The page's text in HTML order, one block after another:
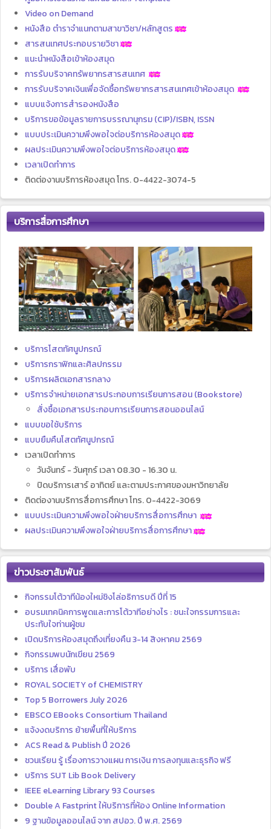
Video on Demand
หนังสือ ตำราจำแนกตามสาขาวิชา/หลักสูตร
สารสนเทศประกอบรายวิชา
แนะนำหนังสือเข้าห้องสมุด
การรับบริจาคทรัพยากรสารสนเทศ
การรับบริจาคเงินเพื่อจัดซื้อทรัพยากรสารสนเทศเข้าห้องสมุด
แบบแจ้งการสำรองหนังสือ
บริการขอข้อมูลรายการบรรณานุกรม (CIP)/ISBN, ISSN
แบบประเมินความพึงพอใจต่อบริการห้องสมุด
ผลประเมินความพึงพอใจต่อบริการห้องสมุด
เวลาเปิดทำการ
ติดต่องานบริการห้องสมุด โทร. 0-4422-3074-5
บริการสื่อการศึกษา
บริการโสตทัศนูปกรณ์
บริการกราฟิกและศิลปกรรม
บริการผลิตเอกสารกลาง
บริการจำหน่ายเอกสารประกอบการเรียนการสอน (Bookstore)
สั่งซื้อเอกสารประกอบการเรียนการสอนออนไลน์
แบบขอใช้บริการ
แบบยืมคืนโสตทัศนูปกรณ์
เวลาเปิดทำการ
วันจันทร์ - วันศุกร์ เวลา 08.30 - 16.30 น.
ปิดบริการเสาร์ อาทิตย์ และตามประกาศของมหาวิทยาลัย
ติดต่องานบริการสื่อการศึกษา โทร. 0-4422-3069
แบบประเมินความพึงพอใจฝ่ายบริการสื่อการศึกษา
ผลประเมินความพึงพอใจฝ่ายบริการสื่อการศึกษา
ข่าวประชาสัมพันธ์
กิจกรรมโต้วาทีน้องใหม่ชิงโล่อธิการบดี ปีที่ 15
อบรมเทคนิคการพูดและการโต้วาทีอย่างไร : ชนะใจกรรมการและ
ประทับใจท่านผู้ชม
เปิดบริการห้องสมุดถึงเที่ยงคืน 3-14 สิงหาคม 2569
กิจกรรมพบนักเขียน 2569
บริการ เสื่อพับ
ROYAL SOCIETY of CHEMISTRY
Top 5 Borrowers July 2026
EBSCO EBooks Consortium Thailand
แจ้งงดบริการ ย้ายพื้นที่ให้บริการ
ACS Read & Publish ปี 2026
ชวนเรียน รู้ เรื่องการวางแผน การเงิน การลงทุนและธุรกิจ ฟรี
บริการ SUT Lib Book Delivery
IEEE eLearning Library 93 Courses
Double A Fastprint ให้บริการที่ห้อง Online Information
9 ฐานข้อมูลออนไลน์ จาก สปอว. ปี พ.ศ. 2569